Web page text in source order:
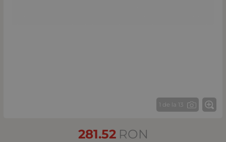
1 de la 13
281.52 RON